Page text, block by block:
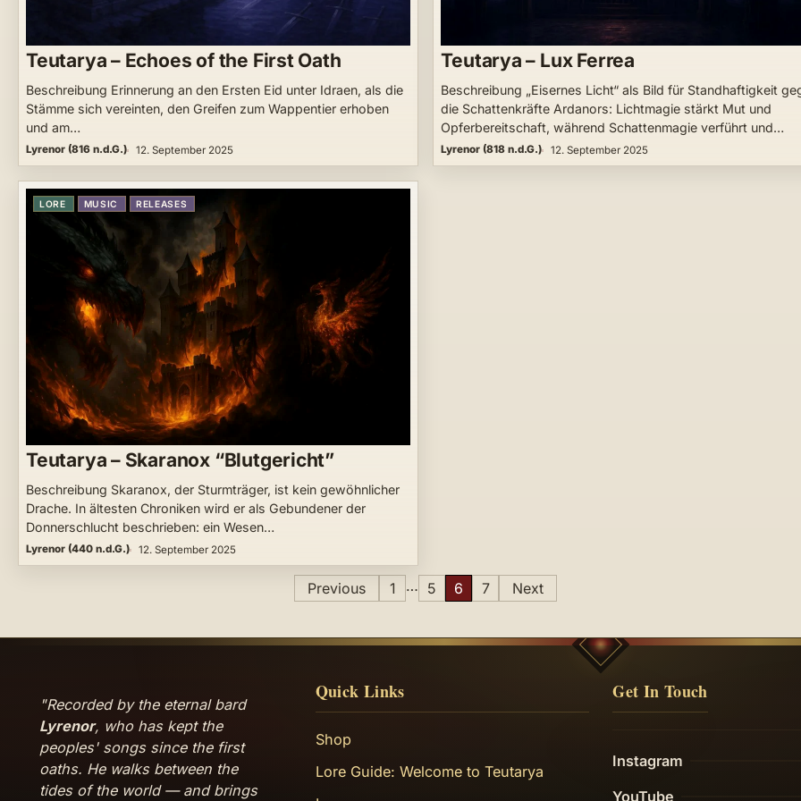
Teutarya – Echoes of the First Oath
Beschreibung Erinnerung an den Ersten Eid unter Idraen, als die
Stämme sich vereinten, den Greifen zum Wappentier erhoben
und am…
Lyrenor (816 n.d.G.) 12. September 2025
Teutarya – Lux Ferrea
Beschreibung „Eisernes Licht“ als Bild für Standhaftigkeit
die Schattenkräfte Ardanors: Lichtmagie stärkt Mut und
Opferbereitschaft, während Schattenmagie verführt und…
Lyrenor (818 n.d.G.) 12. September 2025
LORE MUSIC RELEASES
Teutarya – Skaranox “Blutgericht”
Beschreibung Skaranox, der Sturmträger, ist kein gewöhnlicher
Drache. In ältesten Chroniken wird er als Gebundener der
Donnerschlucht beschrieben: ein Wesen…
Lyrenor (440 n.d.G.) 12. September 2025
Previous 1 … 5 6 7 Next
"Recorded by the eternal bard
Lyrenor, who has kept the
peoples' songs since the first
oaths. He walks between the
tides of the world — and brings
Quick Links
Shop
Lore Guide: Welcome to Teutarya
Get In Touch
Instagram
YouTube